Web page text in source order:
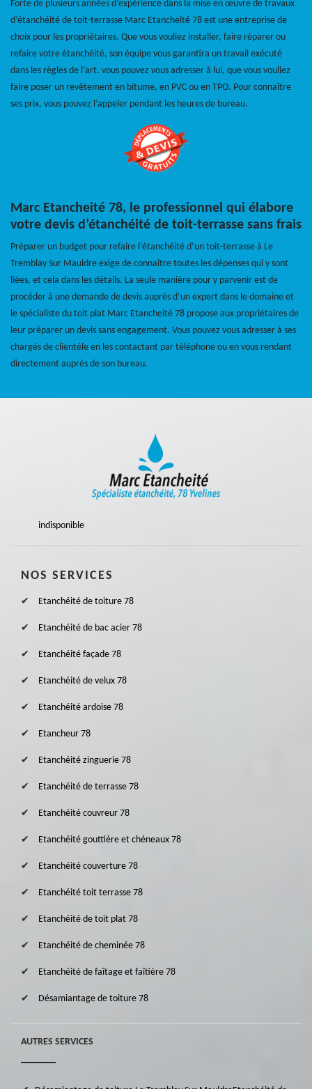
Forte de plusieurs années d’expérience dans la mise en œuvre de travaux
d’étanchéité de toit-terrasse Marc Etancheité 78 est une entreprise de
choix pour les propriétaires. Que vous vouliez installer, faire réparer ou
refaire votre étanchéité, son équipe vous garantira un travail exécuté
dans les règles de l’art. vous pouvez vous adresser à lui, que vous vouliez
faire poser un revêtement en bitume, en PVC ou en TPO. Pour connaître
ses prix, vous pouvez l’appeler pendant les heures de bureau.
Marc Etancheité 78, le professionnel qui élabore
votre devis d’étanchéité de toit-terrasse sans frais
Préparer un budget pour refaire l’étanchéité d’un toit-terrasse à Le
Tremblay Sur Mauldre exige de connaître toutes les dépenses qui y sont
liées, et cela dans les détails. La seule manière pour y parvenir est de
procéder à une demande de devis auprès d’un expert dans le domaine et
le spécialiste du toit plat Marc Etancheité 78 propose aux propriétaires de
leur préparer un devis sans engagement. Vous pouvez vous adresser à ses
chargés de clientèle en les contactant par téléphone ou en vous rendant
directement auprès de son bureau.
indisponible
NOS SERVICES
Etanchéité de toiture 78
Etanchéité de bac acier 78
Etanchéité façade 78
Etanchéité de velux 78
Etanchéité ardoise 78
Etancheur 78
Etanchéité zinguerie 78
Etanchéité de terrasse 78
Etanchéité couvreur 78
Etanchéité gouttière et chéneaux 78
Etanchéité couverture 78
Etanchéité toit terrasse 78
Etanchéité de toit plat 78
Etanchéité de cheminée 78
Etanchéité de faîtage et faîtière 78
Désamiantage de toiture 78
AUTRES SERVICES